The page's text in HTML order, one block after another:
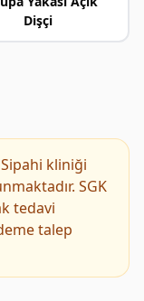
Dişçi
kliniği
SGK
tedavi
talep